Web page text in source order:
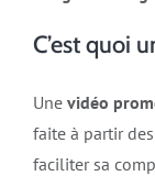
C’est quoi
Une vidéo
faite à partir
faciliter sa